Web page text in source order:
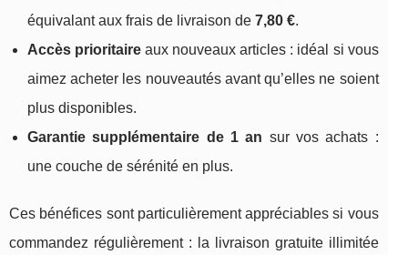
équivalant aux frais de livraison de 7,80 €.
Accès prioritaire aux nouveaux articles : idéal si vous
aimez acheter les nouveautés avant qu’elles ne soient
plus disponibles.
Garantie supplémentaire de 1 an sur vos achats :
une couche de sérénité en plus.
Ces bénéfices sont particulièrement appréciables si vous
commandez régulièrement : la livraison gratuite illimitée